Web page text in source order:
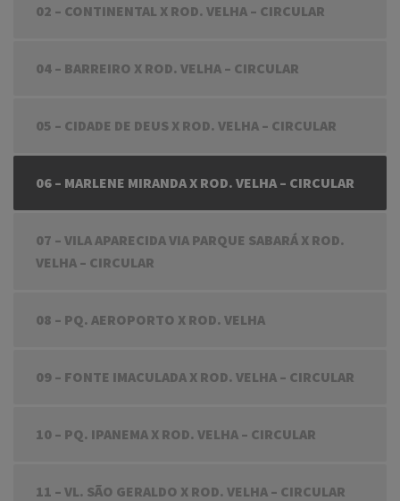
02 – CONTINENTAL X ROD. VELHA – CIRCULAR
04 – BARREIRO X ROD. VELHA – CIRCULAR
05 – CIDADE DE DEUS X ROD. VELHA – CIRCULAR
06 – MARLENE MIRANDA X ROD. VELHA – CIRCULAR
07 – VILA APARECIDA VIA PARQUE SABARÁ X ROD.
VELHA – CIRCULAR
08 – PQ. AEROPORTO X ROD. VELHA
09 – FONTE IMACULADA X ROD. VELHA – CIRCULAR
10 – PQ. IPANEMA X ROD. VELHA – CIRCULAR
11 – VL. SÃO GERALDO X ROD. VELHA – CIRCULAR